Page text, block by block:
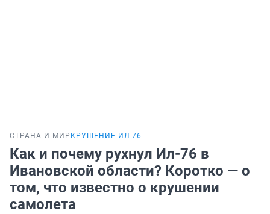
СТРАНА И МИР КРУШЕНИЕ ИЛ-76
Как и почему рухнул Ил-76 в
Ивановской области? Коротко — о
том, что известно о крушении
самолета